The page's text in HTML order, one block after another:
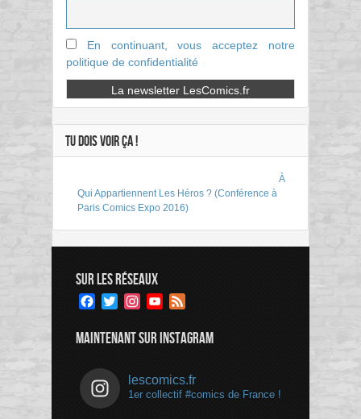
En continuant, vous acceptez notre
politique de confidentialité
TU DOIS VOIR ÇA !
À
Qui Appartiennent Les Héros ? (Conférence à
Paris Comics Expo 2016)
SUR LES RÉSEAUX
Facebook
TwitterInstagramYouTube
MAINTENANT SUR INSTAGRAM
lescomics.fr
1er collectif #comics de France !